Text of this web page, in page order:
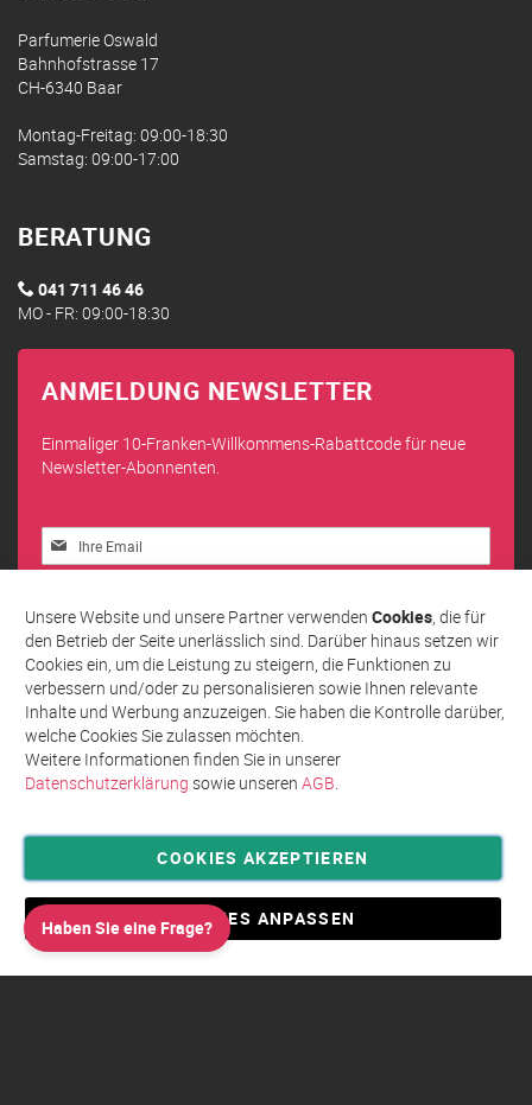
Parfumerie Oswald
Bahnhofstrasse 17
CH-6340 Baar
Montag-Freitag: 09:00-18:30
Samstag: 09:00-17:00
BERATUNG
041 711 46 46
MO - FR: 09:00-18:30
ANMELDUNG NEWSLETTER
Einmaliger 10-Franken-Willkommens-Rabattcode für neue
Newsletter-Abonnenten.
Melden
Sie
unseren
Newsletter
an:
Abonnieren
Privatsphäre und Datenschutz
Allgemeine Geschäftsbedingungen AGB
Impressum
Haben Sie eine Frage?
Unsere Website und unsere Partner verwenden Cookies, die für
den Betrieb der Seite unerlässlich sind. Darüber hinaus setzen wir
Cookies ein, um die Leistung zu steigern, die Funktionen zu
verbessern und/oder zu personalisieren sowie Ihnen relevante
Inhalte und Werbung anzuzeigen. Sie haben die Kontrolle darüber,
welche Cookies Sie zulassen möchten.
Weitere Informationen finden Sie in unserer
Datenschutzerklärung sowie unseren AGB.
COOKIES AKZEPTIEREN
COOKIES ANPASSEN